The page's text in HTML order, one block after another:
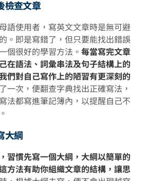
檢查文章
語使用者，寫英文文章時是無可避
。即是寫錯了，但只要能找出錯誤
個很好的學習方法。 每當寫完文章
在語法、詞彙串法及句子結構上的
們對自己寫作上的陋習有更深刻的
一次，便翻查字典找出正確寫法，
法都寫進筆記簿內，以提醒自己不
大綱
習慣先寫一個大綱，大綱以簡單的
方法有助你組織文章的結構，讓思